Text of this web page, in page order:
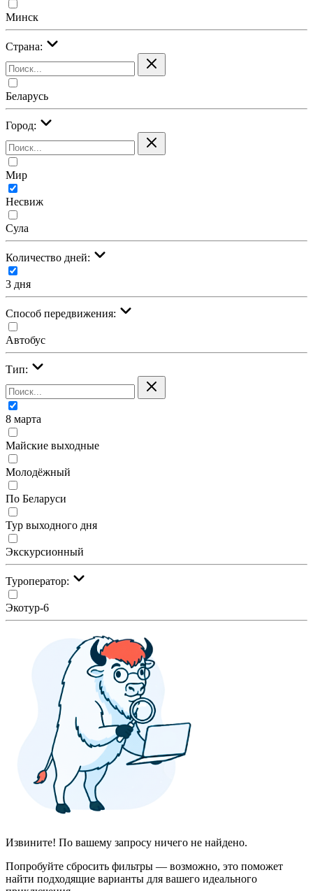
Минск
Страна:
Беларусь
Город:
Мир
Несвиж
Сула
Количество дней:
3 дня
Cпособ передвижения:
Автобус
Тип:
8 марта
Майские выходные
Молодёжный
По Беларуси
Тур выходного дня
Экскурсионный
Туроператор:
Экотур-6
Извините! По вашему запросу ничего не найдено.
Попробуйте сбросить фильтры — возможно, это поможет
найти подходящие варианты для вашего идеального